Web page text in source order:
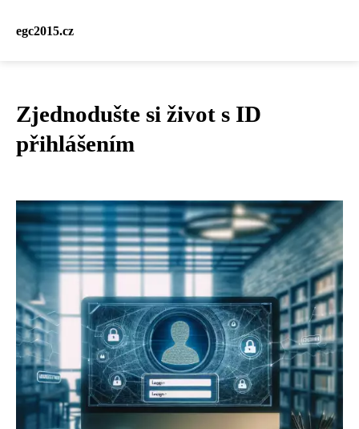
egc2015.cz
Zjednodušte si život s ID
přihlášením